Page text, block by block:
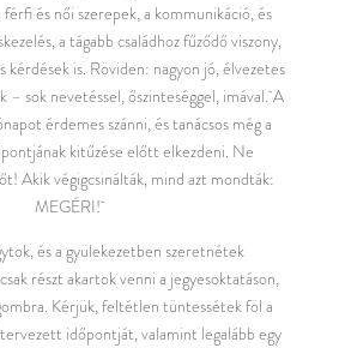
és női szerepek, a kommunikáció, és
a tágabb családhoz fűződő viszony,
kérdések is. Röviden: nagyon jó, élvezetes
– sok nevetéssel, őszinteséggel, imával.A
érdemes szánni, és tanácsos még a
kitűzése előtt elkezdeni. Ne
Akik végigcsinálták, mind azt mondták:
MEGÉRI!
és a gyülekezetben szeretnétek
részt akartok venni a jegyesoktatáson,
Kérjük, feltétlen tüntessétek föl a
időpontját, valamint legalább egy